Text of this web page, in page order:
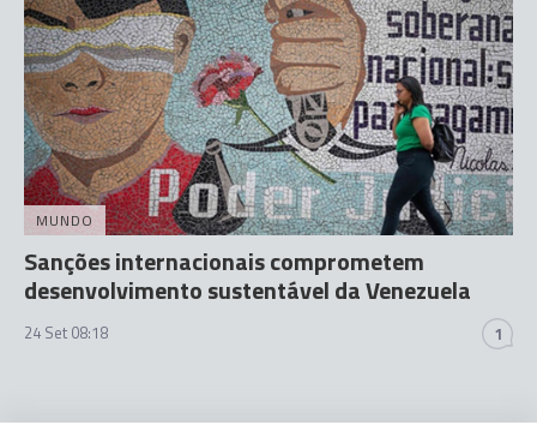
MUNDO
Sanções internacionais comprometem
desenvolvimento sustentável da Venezuela
24 Set 08:18 1